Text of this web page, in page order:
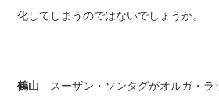
化してしまうのではないでしょうか。
鶴山 スーザン・ソンタグがオルガ・ラ